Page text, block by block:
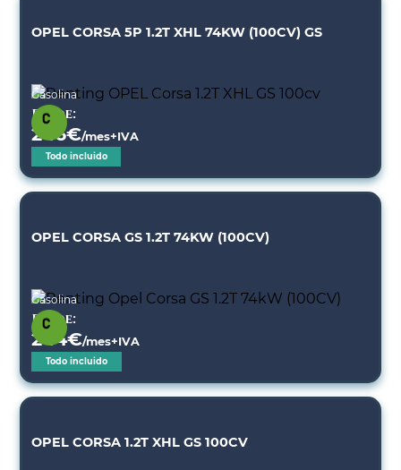
OPEL CORSA 5P 1.2T XHL 74KW (100CV) GS
Gasolina
Desde:
246€/mes+IVA
Todo incluido
OPEL CORSA GS 1.2T 74KW (100CV)
Gasolina
Desde:
244€/mes+IVA
Todo incluido
OPEL CORSA 1.2T XHL GS 100CV